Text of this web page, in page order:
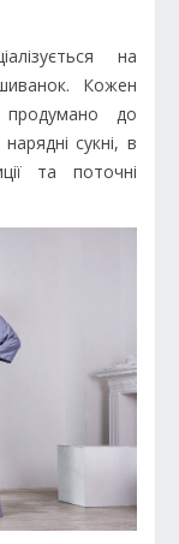
на
Кожен
до
сукні, в
та поточні